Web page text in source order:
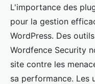
L'importance des
pour la gestion
WordPress. Des
Wordfence Security
site contre les
sa performance. Les